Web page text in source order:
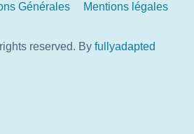
Générales Mentions légales
reserved. By fullyadapted